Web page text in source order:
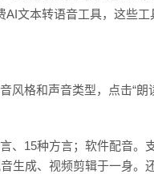
文本转语音工具，这些
格和声音类型，点击“朗
、15种方言；软件配音。
生成、视频剪辑于一身